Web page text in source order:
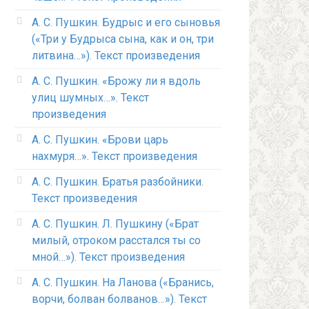
А. С. Пушкин. Будрыс и его сыновья
(«Три у Будрыса сына, как и он, три
литвина…»). Текст произведения
А. С. Пушкин. «Брожу ли я вдоль
улиц шумных…». Текст
произведения
А. С. Пушкин. «Брови царь
нахмуря…». Текст произведения
А. С. Пушкин. Братья разбойники.
Текст произведения
А. С. Пушкин. Л. Пушкину («Брат
милый, отроком расстался ты со
мной…»). Текст произведения
А. С. Пушкин. На Ланова («Бранись,
ворчи, болван болванов…»). Текст